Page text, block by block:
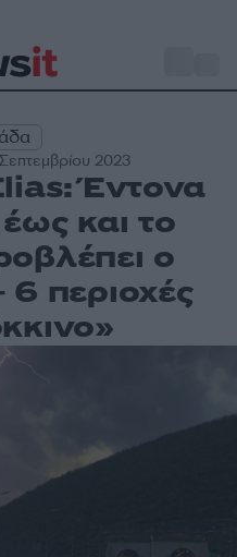
2023
Έντονα
και το
ο
περιοχές